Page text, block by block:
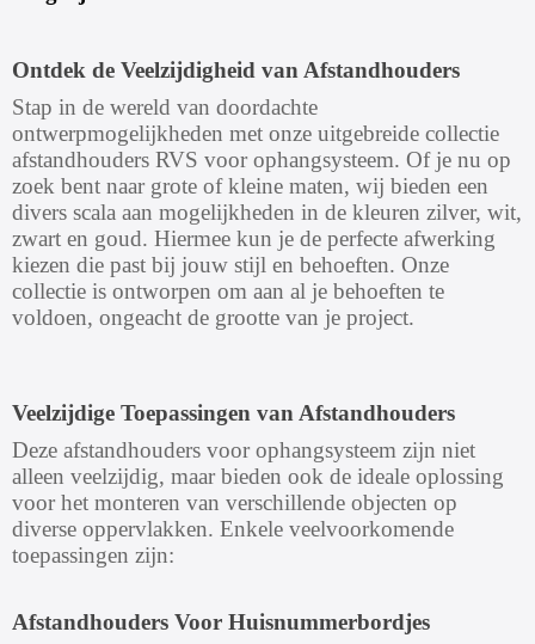
Ontdek de Veelzijdigheid van Afstandhouders
Stap in de wereld van doordachte
ontwerpmogelijkheden met onze uitgebreide collectie
afstandhouders RVS voor ophangsysteem. Of je nu op
zoek bent naar grote of kleine maten, wij bieden een
divers scala aan mogelijkheden in de kleuren zilver, wit,
zwart en goud. Hiermee kun je de perfecte afwerking
kiezen die past bij jouw stijl en behoeften. Onze
collectie is ontworpen om aan al je behoeften te
voldoen, ongeacht de grootte van je project.
Veelzijdige Toepassingen van Afstandhouders
Deze afstandhouders voor ophangsysteem zijn niet
alleen veelzijdig, maar bieden ook de ideale oplossing
voor het monteren van verschillende objecten op
diverse oppervlakken. Enkele veelvoorkomende
toepassingen zijn:
Afstandhouders Voor Huisnummerbordjes